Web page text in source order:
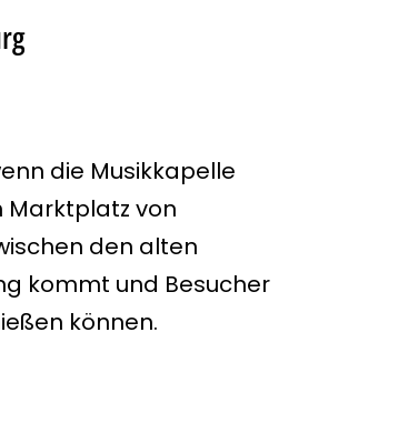
die Musikkapelle
Marktplatz von
den alten
kommt und Besucher
können.